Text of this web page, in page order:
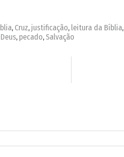
, Cruz, justificação, leitura da Bíblia,
, pecado, Salvação